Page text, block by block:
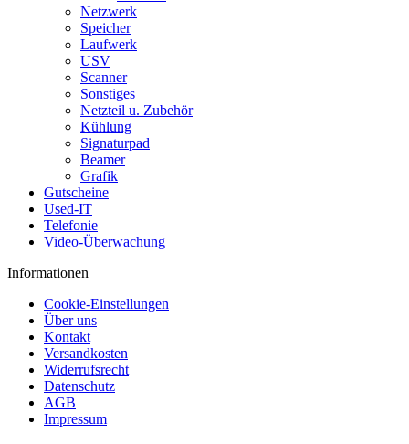
Netzwerk
Speicher
Laufwerk
USV
Scanner
Sonstiges
Netzteil u. Zubehör
Kühlung
Signaturpad
Beamer
Grafik
Gutscheine
Used-IT
Telefonie
Video-Überwachung
Informationen
Cookie-Einstellungen
Über uns
Kontakt
Versandkosten
Widerrufsrecht
Datenschutz
AGB
Impressum